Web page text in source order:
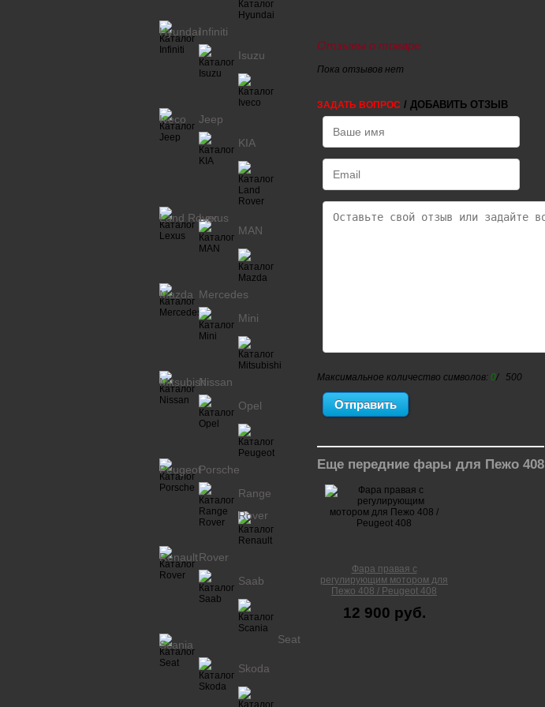
Отзывы о товаре
Пока отзывов нет
ЗАДАТЬ ВОПРОС / ДОБАВИТЬ ОТЗЫВ
Максимальное количество символов: 0/ 500
Еще передние фары для Пежо 408
Фара правая с
регулирующим мотором для
Пежо 408 / Peugeot 408
12 900 руб.
HyundaiInfiniti
Isuzu
Iveco
Jeep
KIA
Land Rover
Lexus
MAN
Mazda Mercedes
Mini
MitsubishiNissan
Opel
PeugeotPorsche
Range
Rover
RenaultRover
Saab
Scania Seat
Skoda